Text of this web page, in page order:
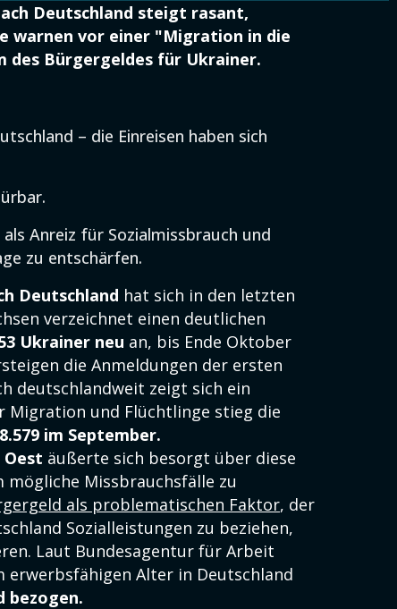
Deutschland steigt rasant,
warnen vor einer "Migration in die
des Bürgergeldes für Ukrainer.
– die Einreisen haben sich
Anreiz für Sozialmissbrauch und
zu entschärfen.
Deutschland hat sich in den letzten
verzeichnet einen deutlichen
Ukrainer neu an, bis Ende Oktober
die Anmeldungen der ersten
deutschlandweit zeigt sich ein
Migration und Flüchtlinge stieg die
im September.
Oest äußerte sich besorgt über diese
Missbrauchsfälle zu
als problematischen Faktor, der
Sozialleistungen zu beziehen,
Laut Bundesagentur für Arbeit
erwerbsfähigen Alter in Deutschland
bezogen.